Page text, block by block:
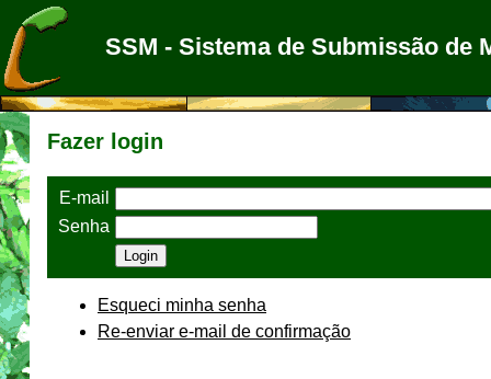
SSM - Sistema de Submissão de
Fazer login
E-mail
Senha
Esqueci minha senha
Re-enviar e-mail de confirmação